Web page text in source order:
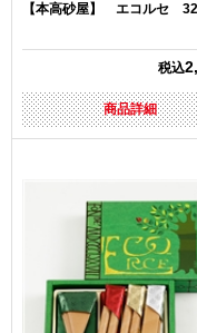
【本高砂屋】 エコルセ
税込
商品詳細